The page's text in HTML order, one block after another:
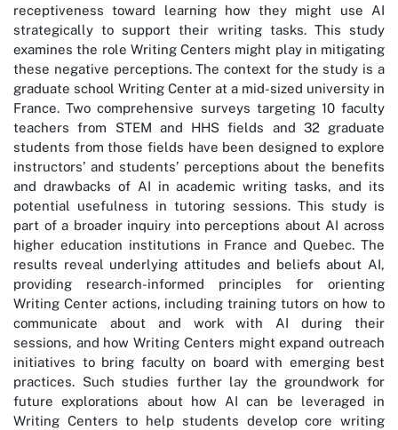
receptiveness toward learning how they might use AI
strategically to support their writing tasks. This study
examines the role Writing Centers might play in mitigating
these negative perceptions. The context for the study is a
graduate school Writing Center at a mid-sized university in
France. Two comprehensive surveys targeting 10 faculty
teachers from STEM and HHS fields and 32 graduate
students from those fields have been designed to explore
instructors’ and students’ perceptions about the benefits
and drawbacks of AI in academic writing tasks, and its
potential usefulness in tutoring sessions. This study is
part of a broader inquiry into perceptions about AI across
higher education institutions in France and Quebec. The
results reveal underlying attitudes and beliefs about AI,
providing research-informed principles for orienting
Writing Center actions, including training tutors on how to
communicate about and work with AI during their
sessions, and how Writing Centers might expand outreach
initiatives to bring faculty on board with emerging best
practices. Such studies further lay the groundwork for
future explorations about how AI can be leveraged in
Writing Centers to help students develop core writing